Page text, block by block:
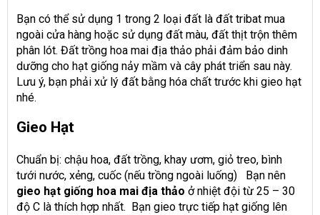
Bạn có thể sử dụng 1 trong 2 loại đất là đất tribat mua
ngoài cửa hàng hoặc sử dụng đất màu, đất thịt trộn thêm
phân lót. Đất trồng hoa mai địa thảo phải đảm bảo dinh
dưỡng cho hạt giống nảy mầm và cây phát triển sau này.
Lưu ý, bạn phải xử lý đất bằng hóa chất trước khi gieo hạt
nhé.
Gieo Hạt
Chuẩn bị: chậu hoa, đất trồng, khay ươm, giỏ treo, bình
tưới nước, xẻng, cuốc (nếu trồng ngoài luống) Bạn nên
gieo hạt giống hoa mai địa thảo ở nhiệt đội từ 25 – 30
độ C là thích hợp nhất. Bạn gieo trực tiếp hạt giống lên